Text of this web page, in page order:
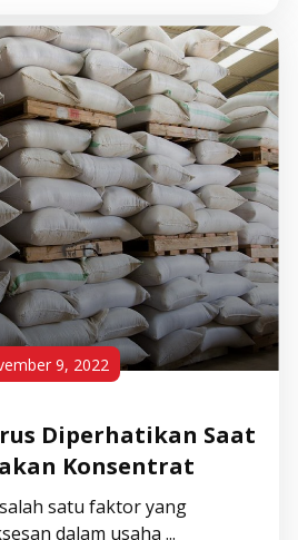
9, 2022
Diperhatikan Saat
Konsentrat
satu faktor yang
dalam usaha ...